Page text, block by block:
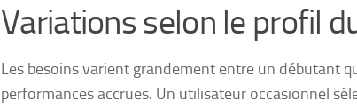
Variations selon le profil
Les besoins varient grandement entre un débutant
performances accrues. Un utilisateur occasionnel